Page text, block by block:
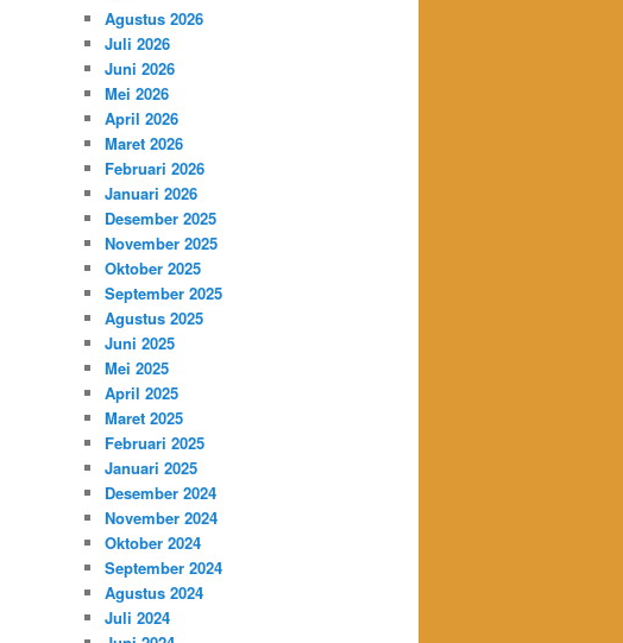
Agustus 2026
Juli 2026
Juni 2026
Mei 2026
April 2026
Maret 2026
Februari 2026
Januari 2026
Desember 2025
November 2025
Oktober 2025
September 2025
Agustus 2025
Juni 2025
Mei 2025
April 2025
Maret 2025
Februari 2025
Januari 2025
Desember 2024
November 2024
Oktober 2024
September 2024
Agustus 2024
Juli 2024